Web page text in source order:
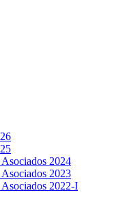
2024
2023
2022-I